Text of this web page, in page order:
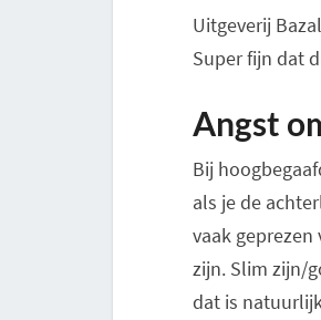
Uitgeverij
Super fijn dat
Angst
Bij
als je de
vaak
zijn. Slim zijn/
dat is